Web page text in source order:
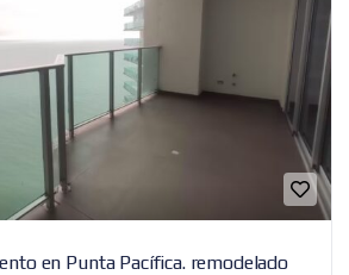
en Punta Pacífica. remodelado